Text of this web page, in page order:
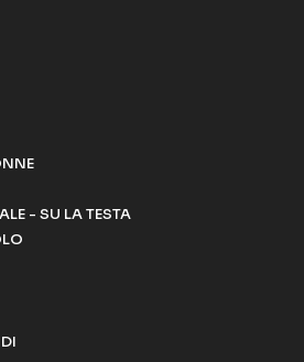
- SU LA TESTA